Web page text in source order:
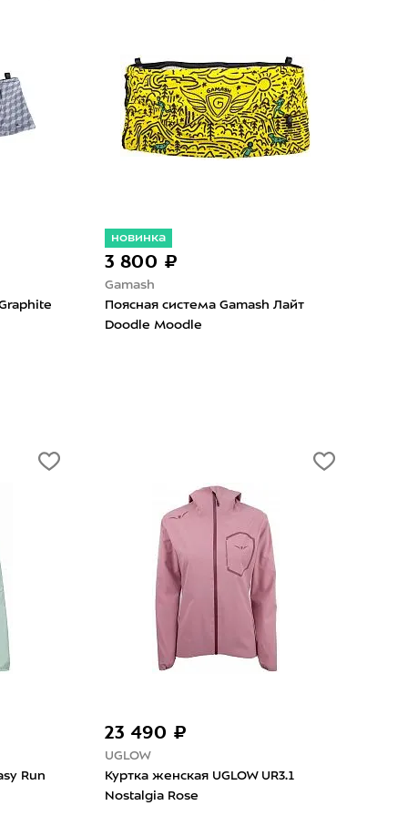
новинка
3 800 ₽
Gamash
Поясная система Gamash Лайт
Doodle Moodle
Run
23 490 ₽
UGLOW
Куртка женская UGLOW UR3.1
Nostalgia Rose